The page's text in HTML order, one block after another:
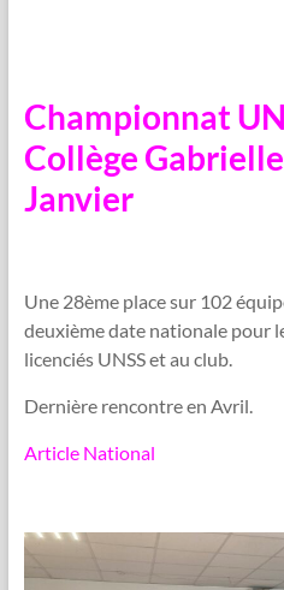
Championnat
Collège
Janvier
Une 28ème place sur 102
deuxième date nationale pour
licenciés UNSS et au club.
Dernière rencontre en Avril.
Article National